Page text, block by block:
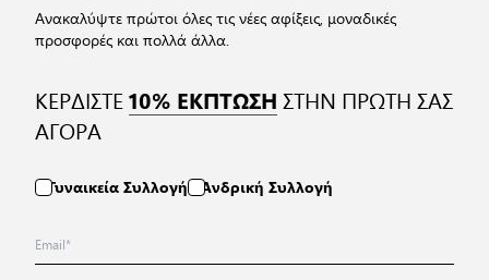
Ανακαλύψτε πρώτοι όλες τις νέες αφίξεις, μοναδικές
προσφορές και πολλά άλλα.
ΚΕΡΔΙΣΤΕ10% ΕΚΠΤΩΣΗ ΣΤΗΝ ΠΡΩΤΗ ΣΑΣ
ΑΓΟΡΑ
Γυναικεία Συλλογή Ανδρική Συλλογή